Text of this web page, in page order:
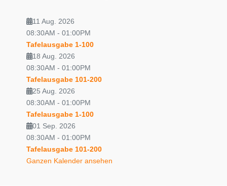
11 Aug. 2026
08:30AM - 01:00PM
Tafelausgabe 1-100
18 Aug. 2026
08:30AM - 01:00PM
Tafelausgabe 101-200
25 Aug. 2026
08:30AM - 01:00PM
Tafelausgabe 1-100
01 Sep. 2026
08:30AM - 01:00PM
Tafelausgabe 101-200
Ganzen Kalender ansehen